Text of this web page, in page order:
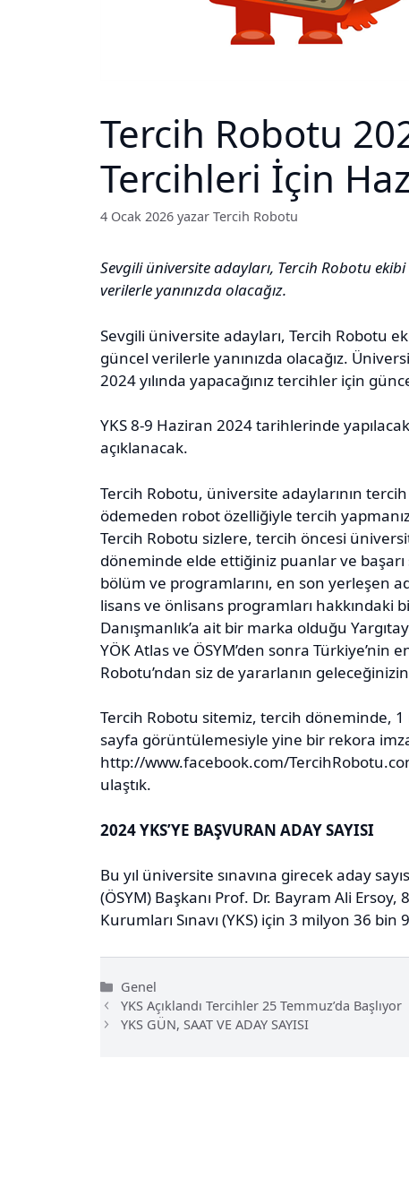
Tercih Robotu
Tercihleri İçin
4 Ocak 2026 yazar Tercih Robotu
Sevgili üniversite adayları, Tercih Robotu
verilerle yanınızda olacağız.
Sevgili üniversite adayları, Tercih Robotu
güncel verilerle yanınızda olacağız.
2024 yılında yapacağınız tercihler için
YKS 8-9 Haziran 2024 tarihlerinde
açıklanacak.
Tercih Robotu, üniversite adaylarının
ödemeden robot özelliğiyle tercih
Tercih Robotu sizlere, tercih öncesi
döneminde elde ettiğiniz puanlar ve
bölüm ve programlarını, en son yerleşen
lisans ve önlisans programları hakkındaki
Danışmanlık’a ait bir marka olduğu
YÖK Atlas ve ÖSYM’den sonra
Robotu’ndan siz de yararlanın
Tercih Robotu sitemiz, tercih döneminde,
sayfa görüntülemesiyle yine bir rekora
http://www.facebook.com/
ulaştık.
2024 YKS’YE BAŞVURAN ADAY SAYISI
Bu yıl üniversite sınavına girecek aday
(ÖSYM) Başkanı Prof. Dr. Bayram Ali
Kurumları Sınavı (YKS) için 3 milyon 36
Kategoriler
Genel
YKS Açıklandı Tercihler 25 Temmuz’da Başlıyor
YKS GÜN, SAAT VE ADAY SAYISI